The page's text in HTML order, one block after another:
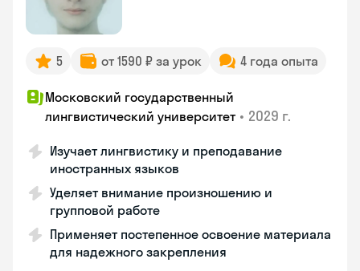
5 от 1590 ₽ за урок 4 года опыта
Московский государственный
лингвистический университет • 2029 г.
Изучает лингвистику и преподавание
иностранных языков
Уделяет внимание произношению и
групповой работе
Применяет постепенное освоение материала
для надежного закрепления